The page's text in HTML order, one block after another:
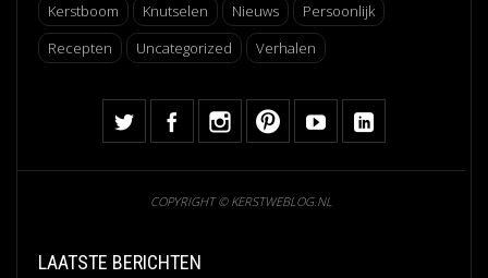
Kerstboom
Knutselen Nieuws
Persoonlijk
Recepten
Uncategorized Verhalen
COPYRIGHT © KERSTWEBLOG.NL
LAATSTE BERICHTEN